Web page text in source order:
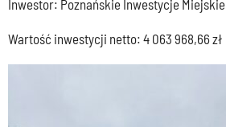
Inwestor: Poznańskie Inwestycje Miejskie
Wartość inwestycji netto: 4 063 968,66 zł